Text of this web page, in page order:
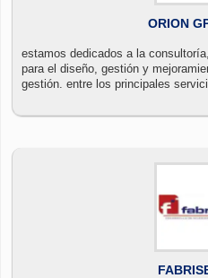
ORION
estamos dedicados a la
para el diseño, gestión y
gestión. entre los principales
instructores en la ciudad de